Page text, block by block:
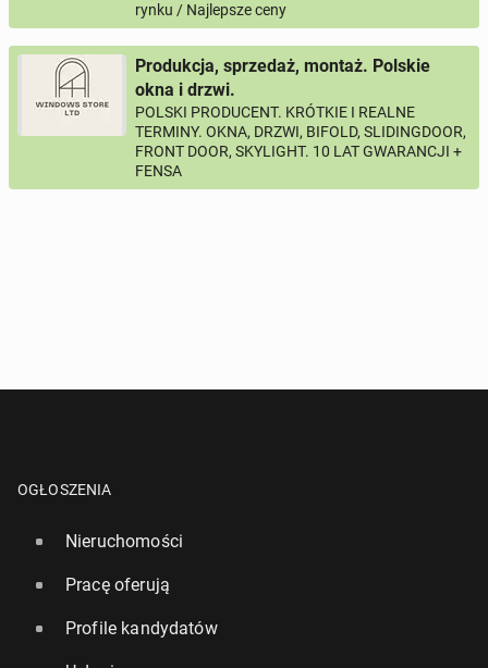
rynku / Najlepsze ceny
Produkcja, sprzedaż, montaż. Polskie
okna i drzwi.
POLSKI PRODUCENT. KRÓTKIE I REALNE
TERMINY. OKNA, DRZWI, BIFOLD, SLIDINGDOOR,
FRONT DOOR, SKYLIGHT. 10 LAT GWARANCJI +
FENSA
OGŁOSZENIA
Nieruchomości
Pracę oferują
Profile kandydatów